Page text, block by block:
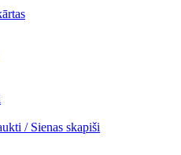
/ Sienas skapiši